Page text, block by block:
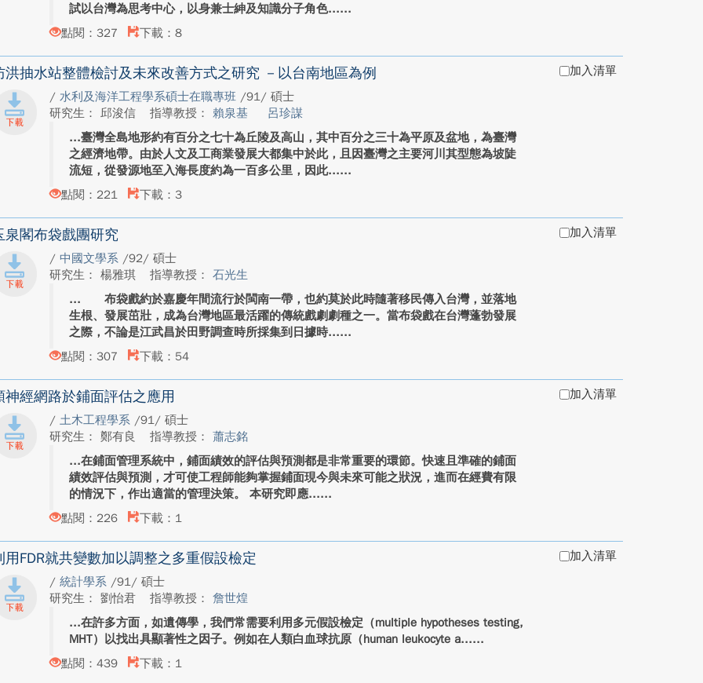
試以台灣為思考中心，以身兼士紳及知識分子角色...
點閱：327
下載：8
洪抽水站整體檢討及未來改善方式之研究 －以台南地區為例
/水利及海洋工程學系碩士在職專班 /91/ 碩士
研究生： 邱浚信
指導教授：賴泉基
呂珍謀
臺灣全島地形約有百分之七十為丘陵及高山，其中百分之三十為平原及盆地，為臺灣
之經濟地帶。由於人文及工商業發展大都集中於此，且因臺灣之主要河川其型態為坡陡
流短，從發源地至入海長度約為一百多公里，因此...
點閱：221
下載：3
加入清單
泉閣布袋戲團研究
/中國文學系 /92/ 碩士
研究生： 楊雅琪
指導教授：石光生
布袋戲約於嘉慶年間流行於閩南一帶，也約莫於此時隨著移民傳入台灣，並落地
生根、發展茁壯，成為台灣地區最活躍的傳統戲劇劇種之一。當布袋戲在台灣蓬勃發展
之際，不論是江武昌於田野調查時所採集到日據時...
點閱：307
下載：54
加入清單
神經網路於鋪面評估之應用
/土木工程學系 /91/ 碩士
研究生： 鄭有良
指導教授：蕭志銘
在鋪面管理系統中，鋪面績效的評估與預測都是非常重要的環節。快速且準確的鋪面
績效評估與預測，才可使工程師能夠掌握鋪面現今與未來可能之狀況，進而在經費有限
的情況下，作出適當的管理決策。 本研究即應...
點閱：226
下載：1
加入清單
用FDR就共變數加以調整之多重假設檢定
/統計學系 /91/ 碩士
研究生： 劉怡君
指導教授：詹世煌
在許多方面，如遺傳學，我們常需要利用多元假設檢定（multiple hypotheses testing,
MHT）以找出具顯著性之因子。例如在人類白血球抗原（human leukocyte a...
點閱：439
下載：1
加入清單